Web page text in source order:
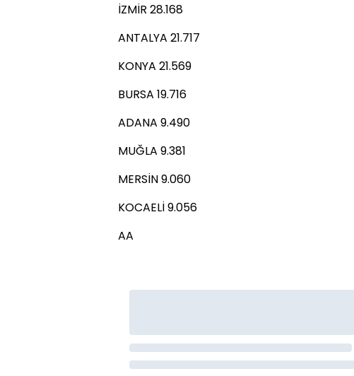
İZMİR 28.168
ANTALYA 21.717
KONYA 21.569
BURSA 19.716
ADANA 9.490
MUĞLA 9.381
MERSİN 9.060
KOCAELİ 9.056
AA